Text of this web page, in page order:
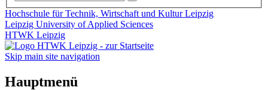
Hochschule für Technik, Wirtschaft und Kultur Leipzig
Leipzig University of Applied Sciences
HTWK Leipzig
Skip main site navigation
Hauptmenü